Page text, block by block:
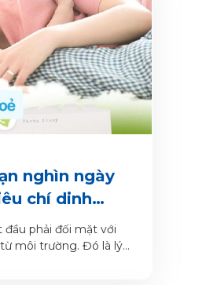
thai kỳ, khi sinh và
nghìn ngày
chí dinh
cho trẻ
đầu phải đối mặt với
môi trường. Đó là lý